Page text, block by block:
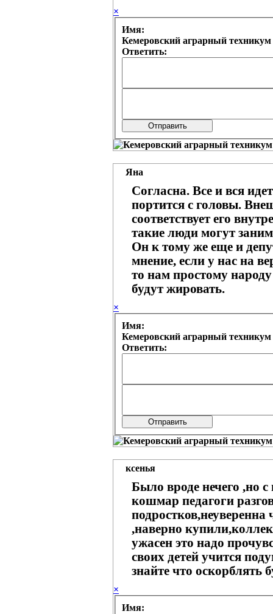
×
Имя:
Ответить:
Яна
Согласна. Все и вся
портится с головы.
соответствует его
такие люди могут
Он к тому же еще и
мнение, если у нас на
то нам простому
будут жировать.
×
Имя:
Ответить:
ксенья
Было вроде нечего ,но
кошмар педагоги
,наверно
ужасен это надо
своих детей учится
знайте что оскорблять
×
Имя: